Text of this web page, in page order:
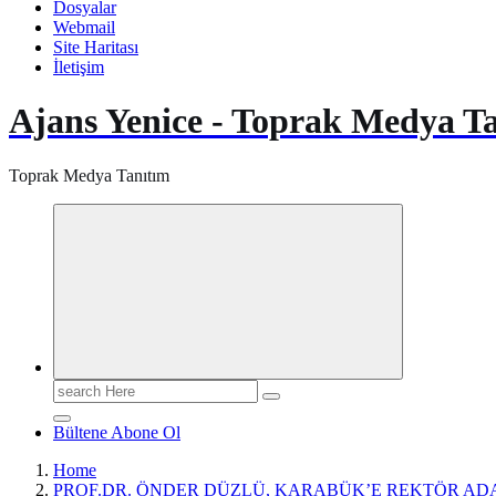
Dosyalar
Webmail
Site Haritası
İletişim
Ajans Yenice - Toprak Medya
Toprak Medya Tanıtım
Search
for:
Bültene Abone Ol
Home
PROF.DR. ÖNDER DÜZLÜ, KARABÜK’E REKTÖR